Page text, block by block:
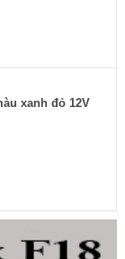
xanh đỏ 12V